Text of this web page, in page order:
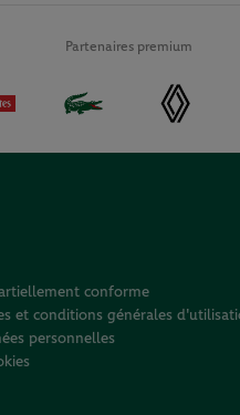
Partenaires premium
conforme
et conditions générales
personnelles